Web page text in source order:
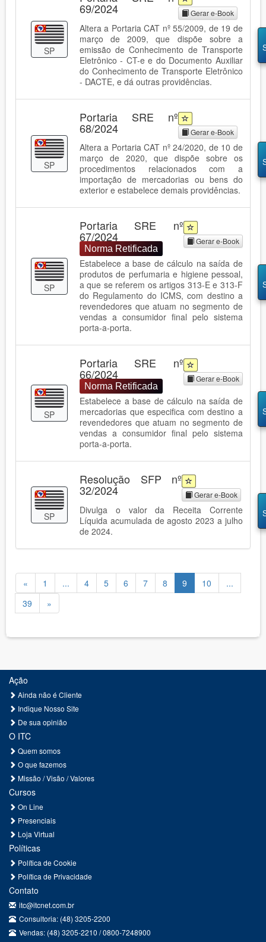
SP
69/2024 Gerar e-Book
Altera a Portaria CAT nº 55/2009, de 19 de
março de 2009, que dispõe sobre a
emissão de Conhecimento de Transporte
Eletrônico - CT-e e do Documento Auxiliar
do Conhecimento de Transporte Eletrônico
- DACTE, e dá outras providências.
SP
Portaria SRE nº
68/2024 Gerar e-Book
Altera a Portaria CAT nº 24/2020, de 10 de
março de 2020, que dispõe sobre os
procedimentos relacionados com a
importação de mercadorias ou bens do
exterior e estabelece demais providências.
SP
Portaria SRE nº
67/2024
Norma Retificada
Gerar e-Book
Estabelece a base de cálculo na saída de
produtos de perfumaria e higiene pessoal,
a que se referem os artigos 313-E e 313-F
do Regulamento do ICMS, com destino a
revendedores que atuam no segmento de
vendas a consumidor final pelo sistema
porta-a-porta.
SP
Portaria SRE nº
66/2024
Norma Retificada
Gerar e-Book
Estabelece a base de cálculo na saída de
mercadorias que especifica com destino a
revendedores que atuam no segmento de
vendas a consumidor final pelo sistema
porta-a-porta.
SP
Resolução SFP nº
32/2024 Gerar e-Book
Divulga o valor da Receita Corrente
Líquida acumulada de agosto 2023 a julho
de 2024.
« 1 ... 4 5 6 7 8 9 10
...
39
»
Ação
Ainda não é Cliente
Indique Nosso Site
De sua opinião
O ITC
Quem somos
O que fazemos
Missão / Visão / Valores
Cursos
On Line
Presenciais
Loja Virtual
Políticas
Política de Cookie
Política de Privacidade
Contato
itc@itcnet.com.br
Consultoria: (48) 3205-2200
Vendas: (48) 3205-2210 / 0800-7248900